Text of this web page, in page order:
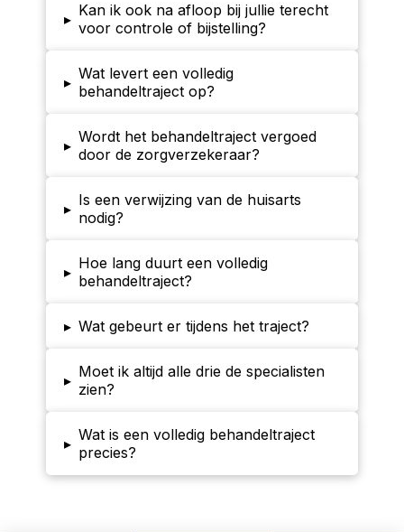
▸ Kan ik ook na afloop bij jullie terecht
voor controle of bijstelling?
▸ Wat levert een volledig
behandeltraject op?
▸ Wordt het behandeltraject vergoed
door de zorgverzekeraar?
▸ Is een verwijzing van de huisarts
nodig?
▸ Hoe lang duurt een volledig
behandeltraject?
▸ Wat gebeurt er tijdens het traject?
▸ Moet ik altijd alle drie de specialisten
zien?
▸ Wat is een volledig behandeltraject
precies?